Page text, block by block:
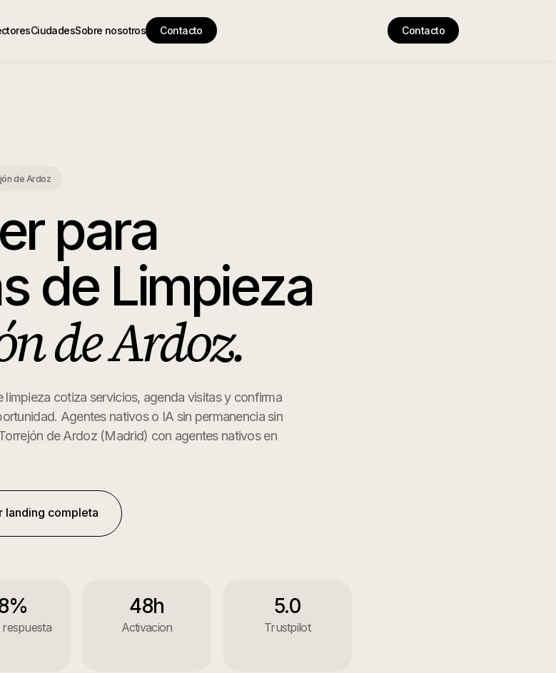
CiudadesSobre nosotros Contacto Contacto
de Ardoz
para
de Limpieza
de Ardoz.
limpieza cotiza servicios, agenda visitas y confirma
Agentes nativos o IA sin permanencia sin
de Ardoz(Madrid) con agentes nativos en
landing completa
respuesta
48h
Activacion
5.0
Trustpilot